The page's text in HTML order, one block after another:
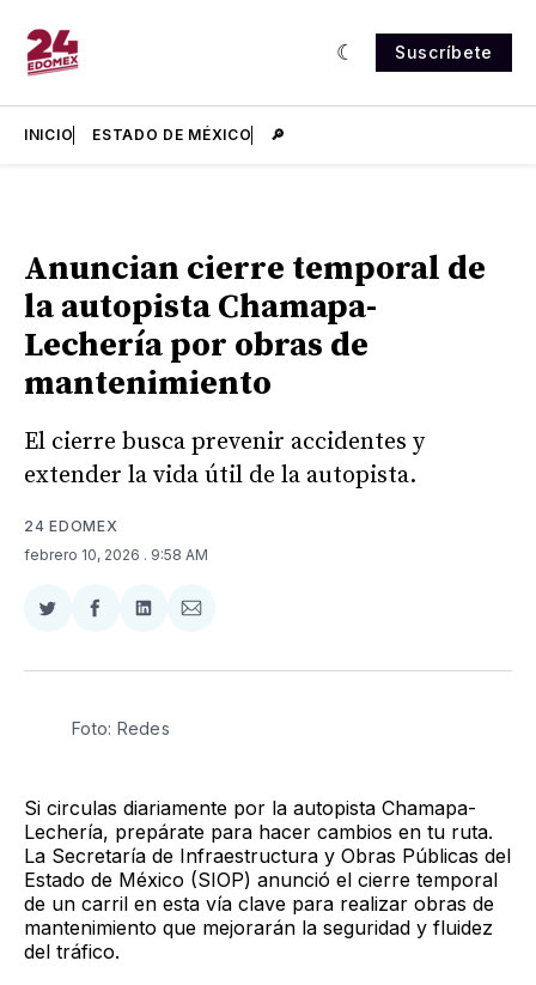
Suscríbete
INICIO ESTADO DE MÉXICO 🔎
Anuncian cierre temporal de
la autopista Chamapa-
Lechería por obras de
mantenimiento
El cierre busca prevenir accidentes y
extender la vida útil de la autopista.
24 EDOMEX
febrero 10, 2026 . 9:58 AM
Compartir
Twitter
Compartir
Facebook
Compartir
LinkedIn
Compartir
Email
Foto: Redes
Si circulas diariamente por la autopista Chamapa-
Lechería, prepárate para hacer cambios en tu ruta.
La Secretaría de Infraestructura y Obras Públicas del
Estado de México (SIOP) anunció el cierre temporal
de un carril en esta vía clave para realizar obras de
mantenimiento que mejorarán la seguridad y fluidez
del tráfico.